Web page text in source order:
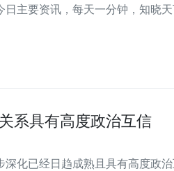
主要资讯，每天一分钟，知晓天
系具有高度政治互信
深化已经日趋成熟且具有高度政